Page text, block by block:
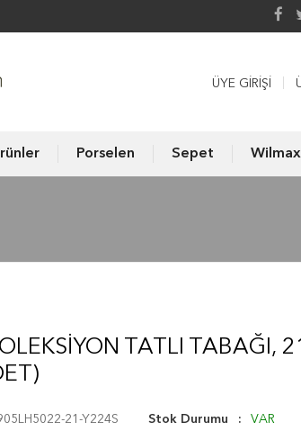
ÜYE GIRIŞI
Porselen Sepet
TATLI TABAĞI,
21-Y224S Stok Durumu VAR